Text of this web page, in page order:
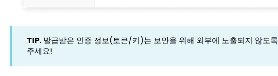
TIP.발급받은 인증 정보(토큰/키)는 보안을 위해 외부에 노출되지 않도
주세요!